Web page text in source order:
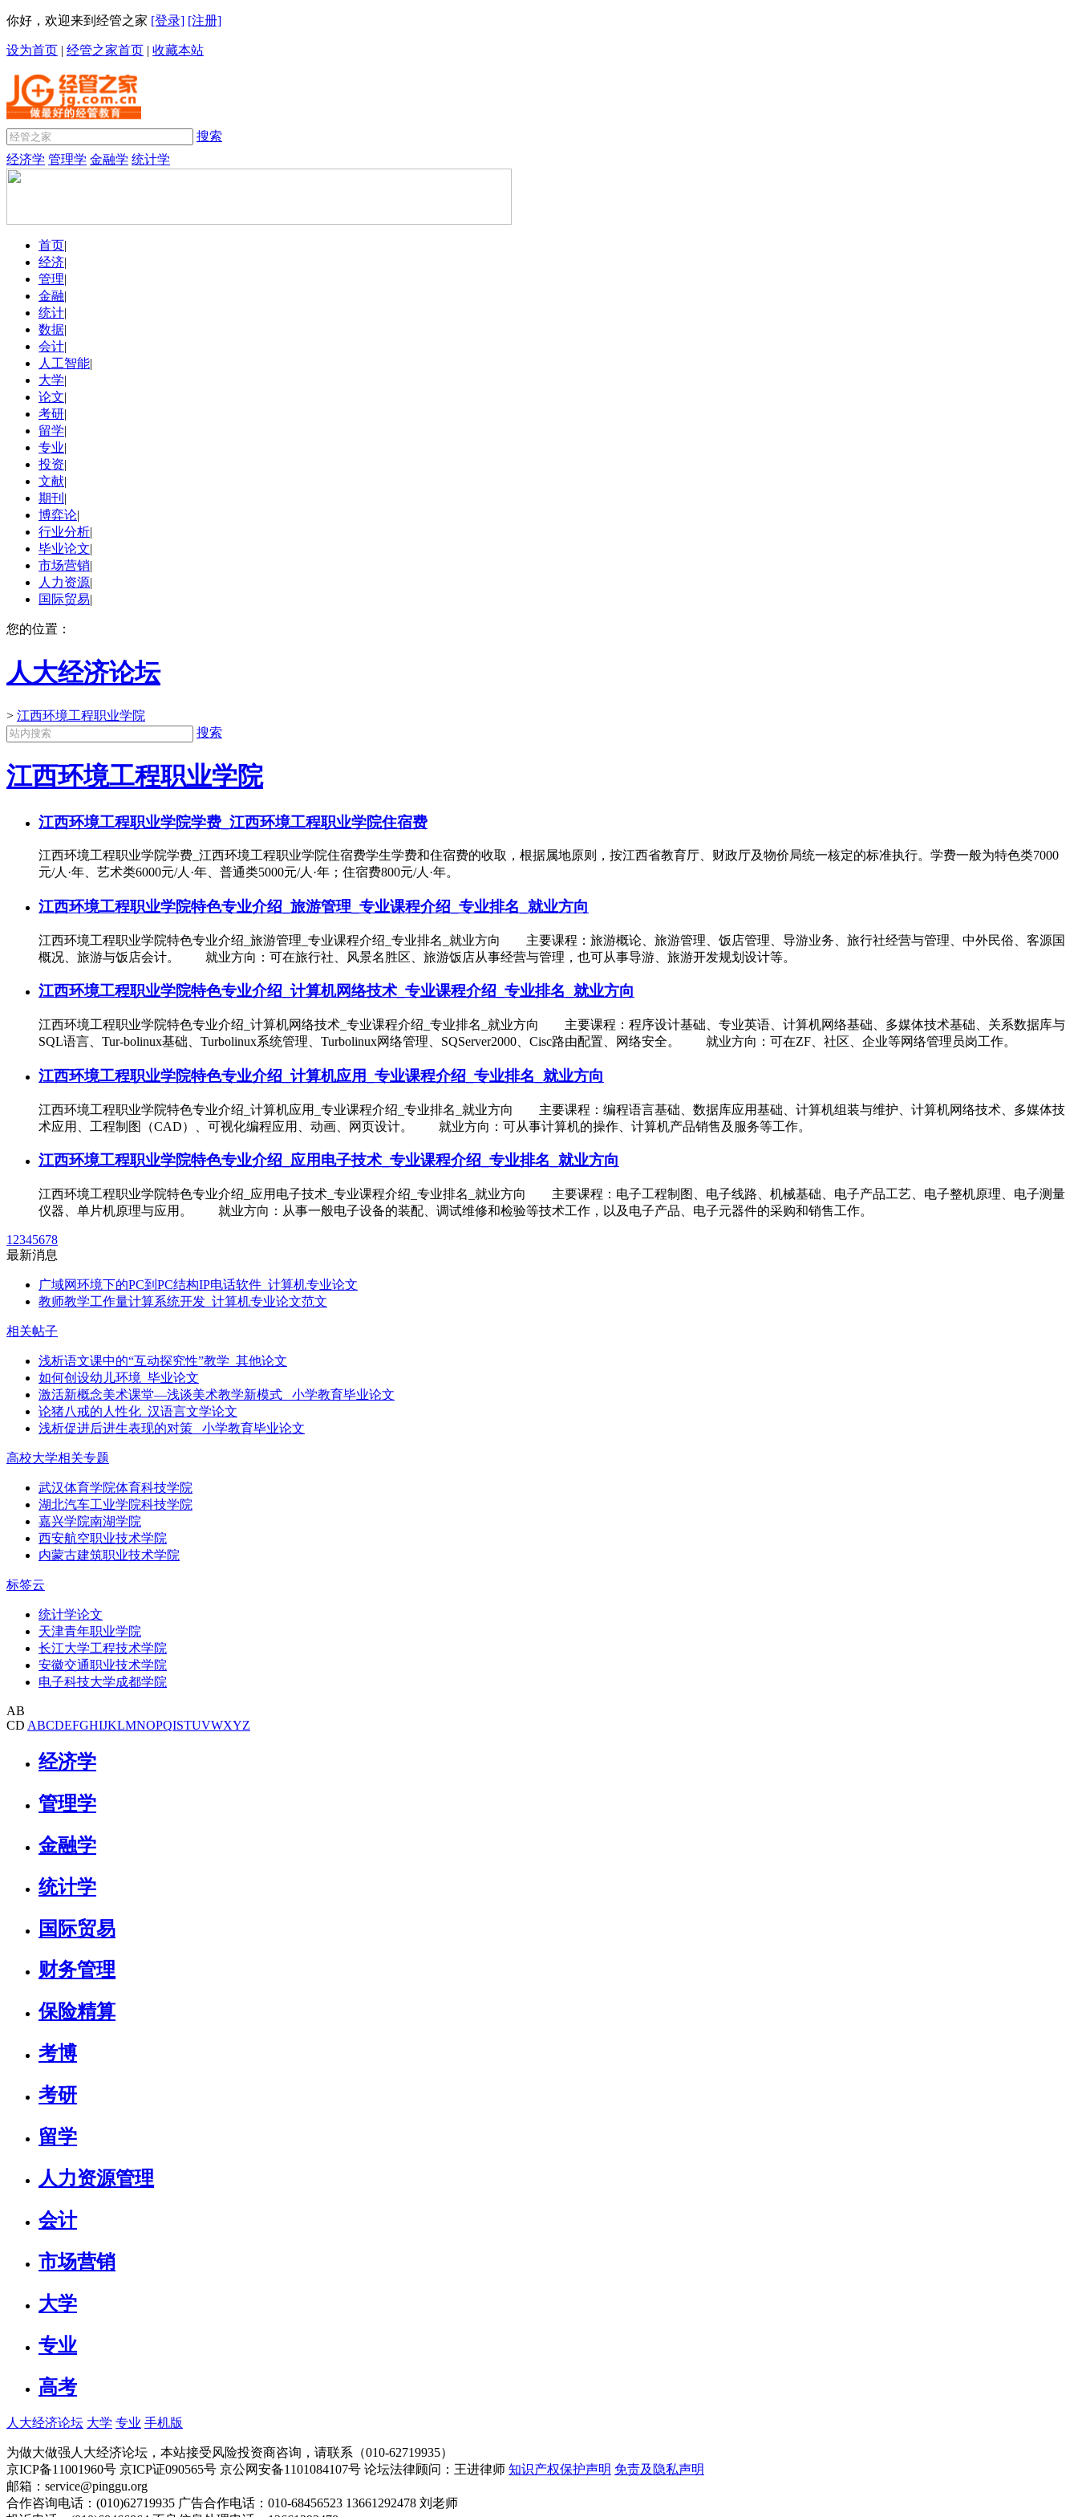
你好，欢迎来到经管之家 [登录] [注册]
设为首页 | 经管之家首页 | 收藏本站
搜索
经济学 管理学 金融学 统计学
首页|
经济|
管理|
金融|
统计|
数据|
会计|
人工智能|
大学|
论文|
考研|
留学|
专业|
投资|
文献|
期刊 |
博弈论|
行业分析|
毕业论文|
市场营销|
人力资源|
国际贸易|
您的位置：
人大经济论坛
> 江西环境工程职业学院
搜索
江西环境工程职业学院
江西环境工程职业学院学费_江西环境工程职业学院住宿费
江西环境工程职业学院学费_江西环境工程职业学院住宿费学生学费和住宿费的收取，根据属地原则，按江西省教育厅、财政厅及物价局统一核定的标准执行。学费一般为特色类7000
元/人·年、艺术类6000元/人·年、普通类5000元/人·年；住宿费800元/人·年。
江西环境工程职业学院特色专业介绍_旅游管理_专业课程介绍_专业排名_就业方向
江西环境工程职业学院特色专业介绍_旅游管理_专业课程介绍_专业排名_就业方向 主要课程：旅游概论、旅游管理、饭店管理、导游业务、旅行社经营与管理、中外民俗、客源国
概况、旅游与饭店会计。 就业方向：可在旅行社、风景名胜区、旅游饭店从事经营与管理，也可从事导游、旅游开发规划设计等。
江西环境工程职业学院特色专业介绍_计算机网络技术_专业课程介绍_专业排名_就业方向
江西环境工程职业学院特色专业介绍_计算机网络技术_专业课程介绍_专业排名_就业方向 主要课程：程序设计基础、专业英语、计算机网络基础、多媒体技术基础、关系数据库与
SQL语言、Tur-bolinux基础、Turbolinux系统管理、Turbolinux网络管理、SQServer2000、Cisc路由配置、网络安全。 就业方向：可在ZF、社区、企业等网络管理员岗工作。
江西环境工程职业学院特色专业介绍_计算机应用_专业课程介绍_专业排名_就业方向
江西环境工程职业学院特色专业介绍_计算机应用_专业课程介绍_专业排名_就业方向 主要课程：编程语言基础、数据库应用基础、计算机组装与维护、计算机网络技术、多媒体技
术应用、工程制图（CAD）、可视化编程应用、动画、网页设计。 就业方向：可从事计算机的操作、计算机产品销售及服务等工作。
江西环境工程职业学院特色专业介绍_应用电子技术_专业课程介绍_专业排名_就业方向
江西环境工程职业学院特色专业介绍_应用电子技术_专业课程介绍_专业排名_就业方向 主要课程：电子工程制图、电子线路、机械基础、电子产品工艺、电子整机原理、电子测量
仪器、单片机原理与应用。 就业方向：从事一般电子设备的装配、调试维修和检验等技术工作，以及电子产品、电子元器件的采购和销售工作。
1 2345678
最新消息
广域网环境下的PC到PC结构IP电话软件_计算机专业论文
教师教学工作量计算系统开发_计算机专业论文范文
相关帖子
浅析语文课中的“互动探究性”教学_其他论文
如何创设幼儿环境_毕业论文
激活新概念美术课堂—浅谈美术教学新模式 _小学教育毕业论文
论猪八戒的人性化_汉语言文学论文
浅析促进后进生表现的对策 _小学教育毕业论文
高校大学相关专题
武汉体育学院体育科技学院
湖北汽车工业学院科技学院
嘉兴学院南湖学院
西安航空职业技术学院
内蒙古建筑职业技术学院
标签云
统计学论文
天津青年职业学院
长江大学工程技术学院
安徽交通职业技术学院
电子科技大学成都学院
AB
CD ABCDEFGHIJKLMNOPQISTUVWXYZ
经济学
管理学
金融学
统计学
国际贸易
财务管理
保险精算
考博
考研
留学
人力资源管理
会计
市场营销
大学
专业
高考
人大经济论坛 大学 专业 手机版
为做大做强人大经济论坛，本站接受风险投资商咨询，请联系（010-62719935）
京ICP备11001960号 京ICP证090565号 京公网安备1101084107号 论坛法律顾问：王进律师 知识产权保护声明 免责及隐私声明
邮箱：service@pinggu.org
合作咨询电话：(010)62719935 广告合作电话：010-68456523 13661292478 刘老师